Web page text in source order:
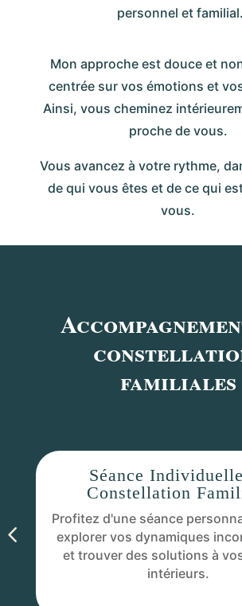
personnel et familial.
Mon approche est douce et
centrée sur vos émotions et
Ainsi, vous cheminez
proche de vous.
Vous avancez à votre rythme,
de qui vous êtes et de ce qui
vous.
familiales
Séance
Constellation
Profitez d'une séance
explorer vos dynamiques
et trouver des solutions à
intérieurs.